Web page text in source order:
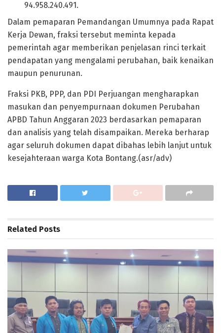
94.958.240.491.
Dalam pemaparan Pemandangan Umumnya pada Rapat
Kerja Dewan, fraksi tersebut meminta kepada
pemerintah agar memberikan penjelasan rinci terkait
pendapatan yang mengalami perubahan, baik kenaikan
maupun penurunan.
Fraksi PKB, PPP, dan PDI Perjuangan mengharapkan
masukan dan penyempurnaan dokumen Perubahan
APBD Tahun Anggaran 2023 berdasarkan pemaparan
dan analisis yang telah disampaikan. Mereka berharap
agar seluruh dokumen dapat dibahas lebih lanjut untuk
kesejahteraan warga Kota Bontang.(asr/adv)
Related Posts